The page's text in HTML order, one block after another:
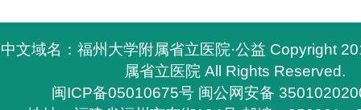
中文域名：福州大学附属省立医院·公益 Copyright
属省立医院 All Rights Reserved.
闽ICP备05010675号 闽公网安备